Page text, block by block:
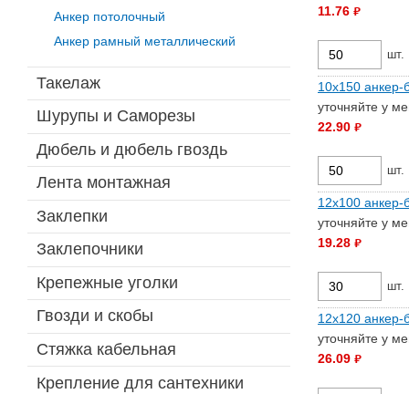
Анкер потолочный
Анкер рамный металлический
Такелаж
Шурупы и Саморезы
Дюбель и дюбель гвоздь
Лента монтажная
Заклепки
Заклепочники
Крепежные уголки
Гвозди и скобы
Стяжка кабельная
Крепление для сантехники
11.76 руб.
шт.
10х150 анкер-
уточняйте у
22.90 руб.
шт.
12х100 анкер-
уточняйте у
19.28 руб.
шт.
12х120 анкер-
уточняйте у
26.09 руб.